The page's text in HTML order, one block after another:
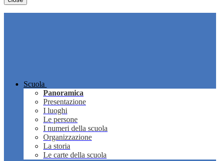
Scuola
Panoramica
Presentazione
I luoghi
Le persone
I numeri della scuola
Organizzazione
La storia
Le carte della scuola